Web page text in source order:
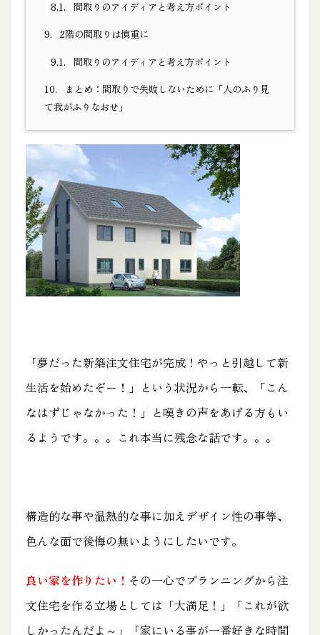
8.1. 間取りのアイディアと考え方ポイント
9. 2階の間取りは慎重に
9.1. 間取りのアイディアと考え方ポイント
10.
まとめ：間取りで失敗しないために「人のふり見
て我がふりなおせ」
「夢だった新築注文住宅が完成！やっと引越して新
生活を始めたぞー！」という状況から一転、「こん
なはずじゃなかった！」と嘆きの声をあげる方もい
るようです。。。これ本当に残念な話です。。。
構造的な事や温熱的な事に加えデザイン性の事等、
色んな面で後悔の無いようにしたいです。
良い家を作りたい！ その一心でプランニングから注
文住宅を作る立場としては「大満足！」「これが欲
しかったんだよ～」「家にいる事が一番好きな時間